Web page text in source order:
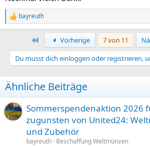
R
e
t
o
n
e
n
bayreuth
Erste Vorherige 7 von 11
Du musst dich einloggen oder registrieren,
Ähnliche Beiträge
Sommerspendenaktion 2026
zugunsten von United24:
und Zubehör
bayreuth Beschaffung Weltmünzen